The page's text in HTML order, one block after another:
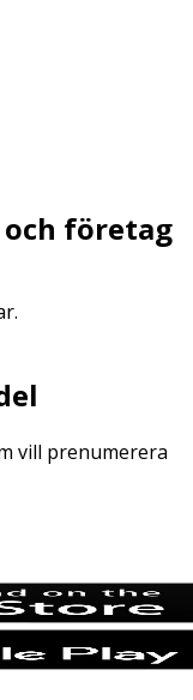
företag
vill prenumerera